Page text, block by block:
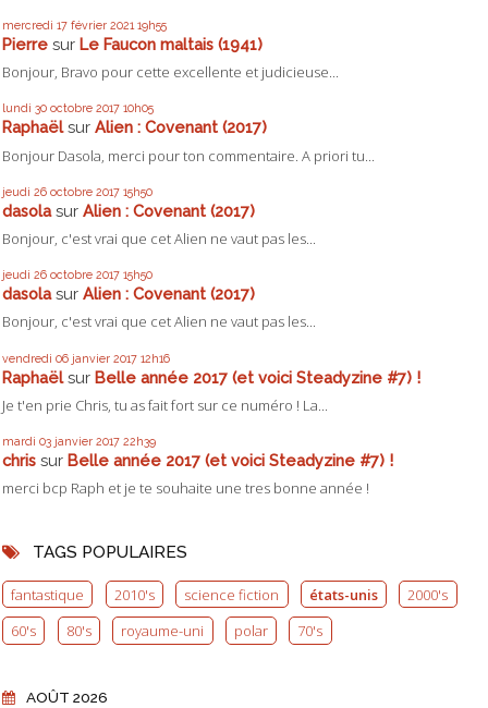
mercredi 17 février 2021 19h55
Pierre sur Le Faucon maltais (1941)
Bonjour, Bravo pour cette excellente et judicieuse...
lundi 30 octobre 2017 10h05
Raphaëlsur Alien : Covenant (2017)
Bonjour Dasola, merci pour ton commentaire. A priori tu...
jeudi 26 octobre 2017 15h50
dasolasur Alien : Covenant (2017)
Bonjour, c'est vrai que cet Alien ne vaut pas les...
jeudi 26 octobre 2017 15h50
dasolasur Alien : Covenant (2017)
Bonjour, c'est vrai que cet Alien ne vaut pas les...
vendredi 06 janvier 2017 12h16
Raphaëlsur Belle année 2017 (et voici Steadyzine #7) !
Je t'en prie Chris, tu as fait fort sur ce numéro ! La...
mardi 03 janvier 2017 22h39
chris sur Belle année 2017 (et voici Steadyzine #7) !
merci bcp Raph et je te souhaite une tres bonne année !
TAGS POPULAIRES
fantastique 2010's science fiction états-unis
2000's
60's
80's royaume-uni polar 70's
AOÛT 2026